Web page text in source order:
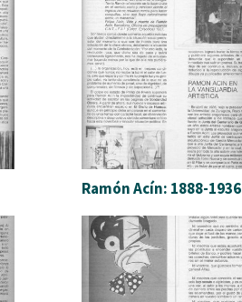
Ramón Acín: 1888-1936